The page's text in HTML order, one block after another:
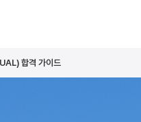
합격 가이드